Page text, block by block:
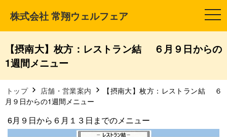
株式会社 常翔ウェルフェア
t
o
e
i
【摂南大】枚方：レストラン結 ６月９日からの
1週間メニュー
トップ 店舗・営業案内
【摂南大】枚方：レストラン結 ６
月９日からの1週間メニュー
6月９日から６月１３日までのメニュー